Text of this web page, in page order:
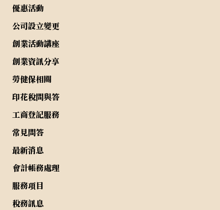
優惠活動
公司設立變更
創業活動講座
創業資訊分享
勞健保相關
印花稅問與答
工商登記服務
常見問答
最新消息
會計帳務處理
服務項目
稅務訊息